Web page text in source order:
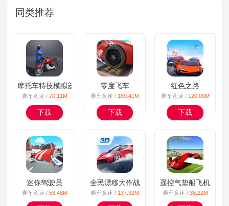
同类推荐
摩托车特技模拟器
赛车竞速 / 70.11M
下载
零度飞车
赛车竞速 / 169.41M
下载
红色之路
赛车竞速 / 120.00M
下载
迷你驾驶员
赛车竞速 / 53.48M
全民漂移大作战
赛车竞速 / 137.32M
遥控气垫船飞机
赛车竞速 / 36.22M